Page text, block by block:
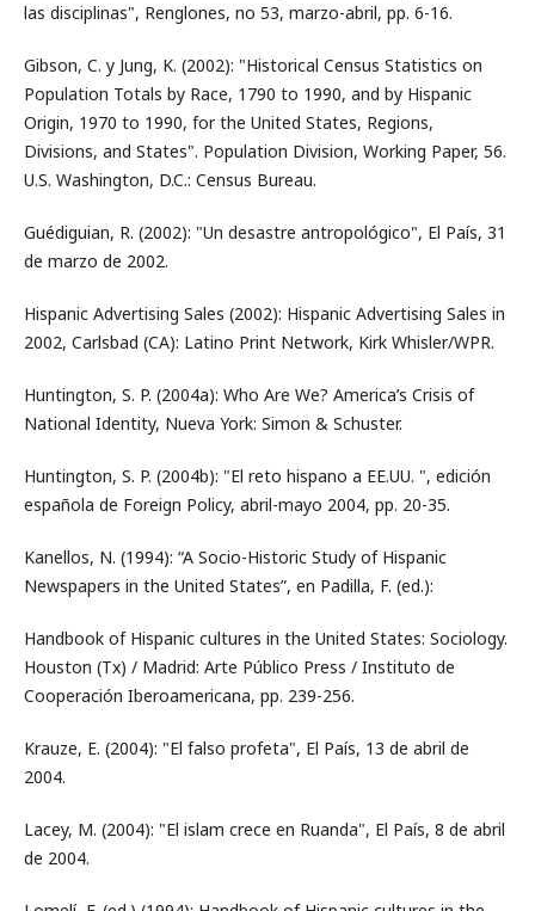
las disciplinas", Renglones, no 53, marzo-abril, pp. 6-16.
Gibson, C. y Jung, K. (2002): "Historical Census Statistics on
Population Totals by Race, 1790 to 1990, and by Hispanic
Origin, 1970 to 1990, for the United States, Regions,
Divisions, and States". Population Division, Working Paper, 56.
U.S. Washington, D.C.: Census Bureau.
Guédiguian, R. (2002): "Un desastre antropológico", El País, 31
de marzo de 2002.
Hispanic Advertising Sales (2002): Hispanic Advertising Sales in
2002, Carlsbad (CA): Latino Print Network, Kirk Whisler/WPR.
Huntington, S. P. (2004a): Who Are We? America’s Crisis of
National Identity, Nueva York: Simon & Schuster.
Huntington, S. P. (2004b): "El reto hispano a EE.UU. ", edición
española de Foreign Policy, abril-mayo 2004, pp. 20-35.
Kanellos, N. (1994): “A Socio-Historic Study of Hispanic
Newspapers in the United States”, en Padilla, F. (ed.):
Handbook of Hispanic cultures in the United States: Sociology.
Houston (Tx) / Madrid: Arte Público Press / Instituto de
Cooperación Iberoamericana, pp. 239-256.
Krauze, E. (2004): "El falso profeta", El País, 13 de abril de
2004.
Lacey, M. (2004): "El islam crece en Ruanda", El País, 8 de abril
de 2004.